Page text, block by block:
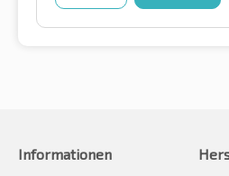
Informationen